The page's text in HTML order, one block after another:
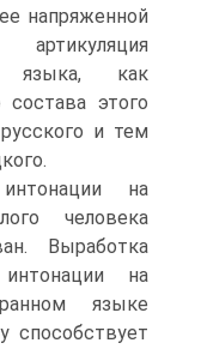
напряженной
языка, как
состава этого
и тем
на
человека
Выработка
интонации на
языке
способствует